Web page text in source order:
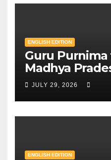
ENGLISH EDITION
Guru Purnima
Madhya
Sandipani
education
JULY 29, 2026
ENGLISH EDITION